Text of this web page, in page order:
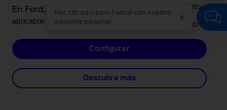
En Ford, sumamos 4.500€ [disclosure: Descuento
aplicable en la compra]a la ayuda del Plan Auto+
Configurar
Descubre más
Haz clic aquí para hablar con nuestro
asistente personal